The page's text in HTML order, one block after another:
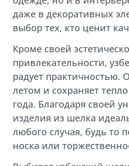
даже в декоративных
выбор тех, кто ценит
Кроме своей
привлекательности,
радует практичностью.
летом и сохраняет
года. Благодаря своей
изделия из шелка
любого случая, будь то
носка или